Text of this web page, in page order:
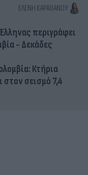
ΕΛΈΝΗ ΚΑΡΑΘΆΝΟΥ
περιγράφει
- Δεκάδες
Κτήρια
στον σεισμό 7,4